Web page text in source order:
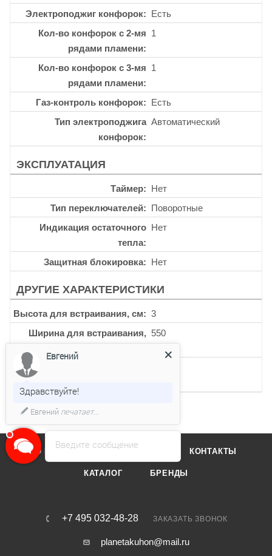
Электроподжиг конфорок
Есть
Кол-во конфорок с 2-мя
рядами пламени
1
Кол-во конфорок с 3-мя
рядами пламени
1
Газ-контроль конфорок
Есть
Тип электроподжига
конфорок
Автоматический
ЭКСПЛУАТАЦИЯ
Таймер
Нет
Тип переключателей
Поворотные
Индикация остаточного
тепла
Нет
Защитная блокировка Нет
ДРУГИЕ ХАРАКТЕРИСТИКИ
Высота для встраивания, см
3
Ширина для встраивания, 550
Глубина для встраивания,
О КОМПАНИИ КОНТАКТЫ
КАТАЛОГ БРЕНДЫ
+7 495 032-48-28 ЗАКАЗАТЬ ЗВОНОК
planetakuhon@mail.ru
Введите сообщение
Евгений
Здравствуйте!
Евгенийпечатает...